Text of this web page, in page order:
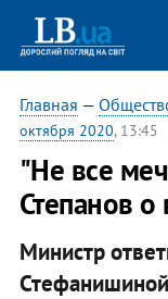
Главная —
октября 2020, 13:45
"Не все
Степанов о
Министр